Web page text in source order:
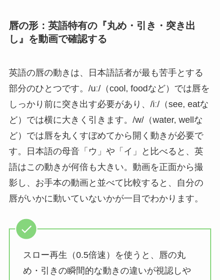
唇の形：英語特有の『丸め・引き・突き出
し』を動画で確認する
英語の唇の動きは、日本語話者が最も苦手とする
部分のひとつです。/uː/（cool, foodなど）では唇を
しっかり前に突き出す必要があり、/iː/（see, eatな
ど）では横に大きく引きます。/w/（water, wellな
ど）では唇を丸くすぼめてから開く動きが必要で
す。日本語の母音「ウ」や「イ」と比べると、英
語はこの動きが何倍も大きい。動画を正面から撮
影し、お手本の動画と並べて比較すると、自分の
唇がいかに動いていないかが一目でわかります。
スロー再生（0.5倍速）を使うと、唇の丸
め・引きの瞬間的な動きの違いが視認しや